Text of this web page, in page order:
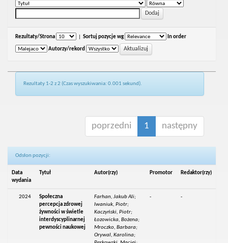
Rezultaty/Strona Sortuj pozycje wg In order
Autorzy/rekord
Rezultaty 1-2 z 2 (Czas wyszukiwania: 0.001 sekund).
poprzedni 1 następny
Odsłon pozycji:
Data
wydania
Tytuł Autor(rzy) Promotor Redaktor(rzy)
2024
Społeczna
percepcja zdrowej
żywności w świetle
interdyscyplinarnej
pewności naukowej
Farhan, Jakub Ali;
Iwaniuk, Piotr;
Kaczyński, Piotr;
Łozowicka, Bożena;
Mroczko, Barbara;
Orywal, Karolina;
- -